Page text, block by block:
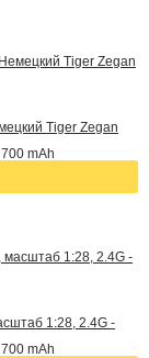
Tiger Zegan
mAh
1:28, 2.4G -
mAh